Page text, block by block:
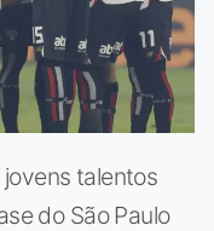
talentos
do São Paulo